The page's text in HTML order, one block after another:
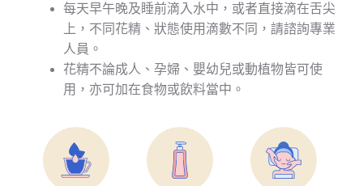
每天早午晚及睡前滴入水中，或者直接滴在舌尖
上，不同花精、狀態使用滴數不同，請諮詢專業
人員。
花精不論成人、孕婦、嬰幼兒或動植物皆可使
用，亦可加在食物或飲料當中。